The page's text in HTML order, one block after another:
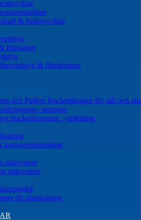
& Spärrnycklar
Bitssatser
& filterkoppar
och Pullers Buckeldragare för stål och
stationer
buckeldragning / ytriktning
karosseriutrustning
mätsystem
mätsystem
till plastlagning